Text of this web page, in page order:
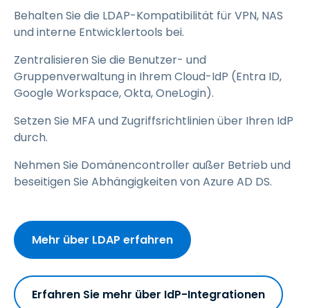
Behalten Sie die LDAP-Kompatibilität für VPN, NAS
und interne Entwicklertools bei.
Zentralisieren Sie die Benutzer- und
Gruppenverwaltung in Ihrem Cloud-IdP (Entra ID,
Google Workspace, Okta, OneLogin).
Setzen Sie MFA und Zugriffsrichtlinien über Ihren IdP
durch.
Nehmen Sie Domänencontroller außer Betrieb und
beseitigen Sie Abhängigkeiten von Azure AD DS.
Mehr über LDAP erfahren
Erfahren Sie mehr über IdP-Integrationen